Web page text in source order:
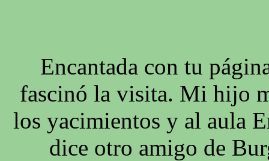
Encantada con tu
fascinó la visita. Mi hijo
los yacimientos y al aula
dice otro amigo de